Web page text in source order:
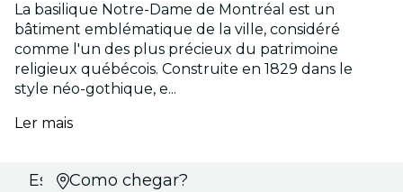
La basilique Notre-Dame de Montréal est un
bâtiment emblématique de la ville, considéré
comme l'un des plus précieux du patrimoine
religieux québécois. Construite en 1829 dans le
style néo-gothique, e...
Ler mais
EscolheComo chegar?